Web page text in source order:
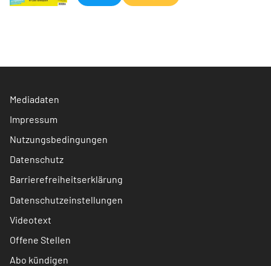
Mediadaten
Impressum
Nutzungsbedingungen
Datenschutz
Barrierefreiheitserklärung
Datenschutzeinstellungen
Videotext
Offene Stellen
Abo kündigen